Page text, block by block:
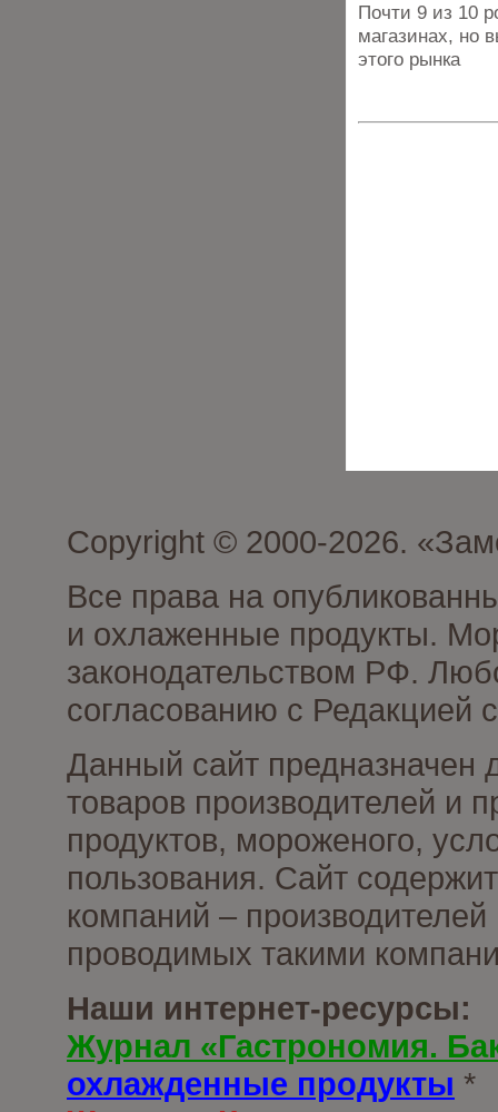
Почти 9 из 10
магазинах, но
этого рынка
Copyright © 2000-2026.
Все права на
и охлаженные продукты.
законодательством РФ.
согласованию с Редакцией
Данный сайт предназначен
товаров производителей и
продуктов, мороженого,
пользования. Сайт
компаний –
проводимых такими
Наши интернет-ресурсы:
Журнал «Гастрономия.
охлажденные продукты *